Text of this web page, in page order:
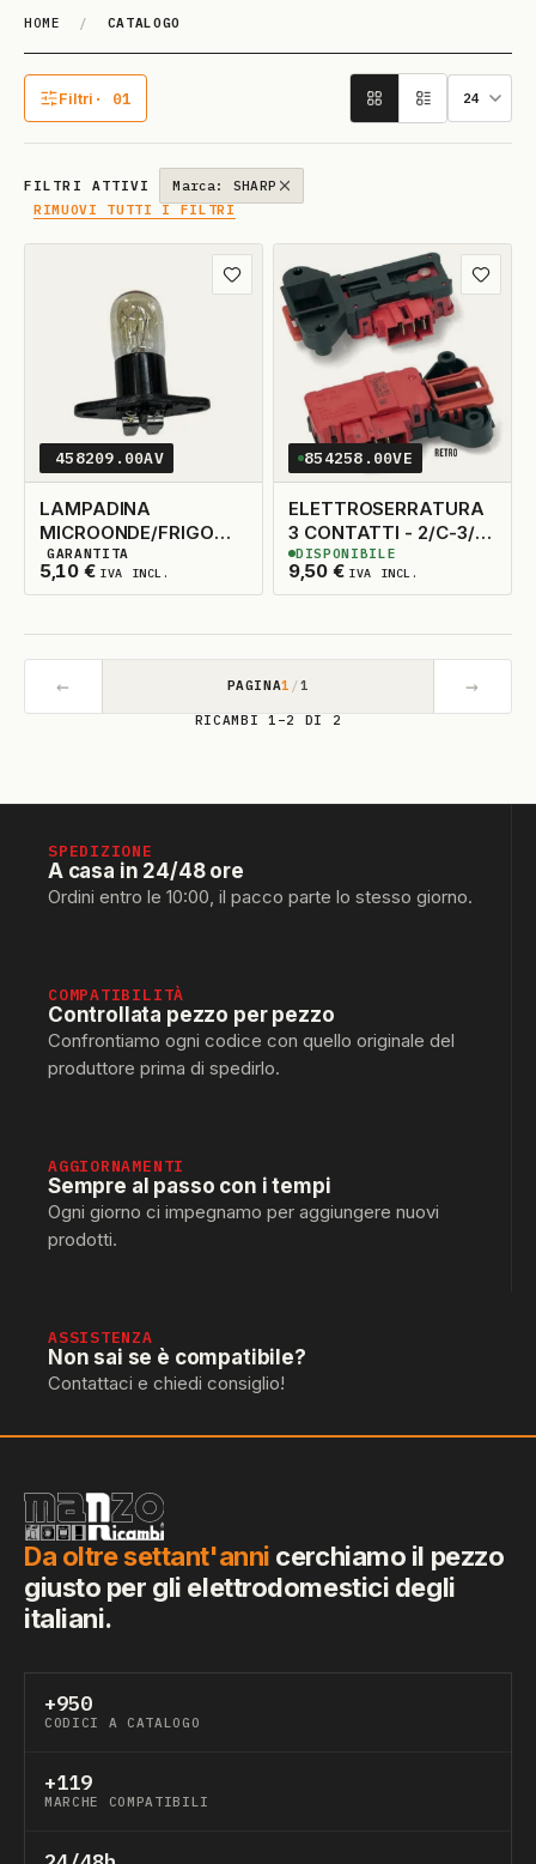
HOME / CATALOGO
Catalogo
Filtri · 01
1 filtro attivo
FILTRI ATTIVI
Marca: SHARP
RIMUOVI TUTTI I FILTRI
Aggiungi ai preferiti
458209.00AV
LAMPADINA
MICROONDE/FRIGO
20W FASTON RICURVI
5,10 € IVA INCL.
5DISPONIBILI
GARANTITA
854258.00VE
ELETTROSERRATURA
3 CONTATTI - 2/C-3/L-
1/N VESTEL
9,50 € IVA INCL.
5DISPONIBILI
DISPONIBILE
← PAGINA1 /1 →
RICAMBI 1–2 DI 2
SPEDIZIONE
A casa in 24/48 ore
Ordini entro le 10:00, il pacco parte lo stesso giorno.
COMPATIBILITÀ
Controllata pezzo per pezzo
Confrontiamo ogni codice con quello originale del
produttore prima di spedirlo.
AGGIORNAMENTI
Sempre al passo con i tempi
Ogni giorno ci impegnamo per aggiungere nuovi
prodotti.
ASSISTENZA
Non sai se è compatibile?
Contattaci e chiedi consiglio!
Da oltre settant'anni cerchiamo il pezzo
giusto per gli elettrodomestici degli
italiani.
+950
CODICI A CATALOGO
+119
MARCHE COMPATIBILI